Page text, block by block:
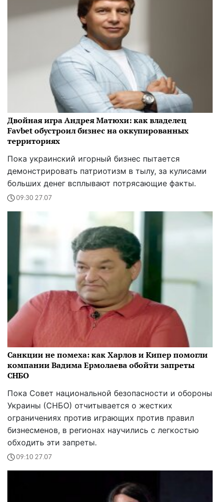
Двойная игра Андрея Матюхи: как владелец
Favbet обустроил бизнес на оккупированных
территориях
Пока украинский игорный бизнес пытается
демонстрировать патриотизм в тылу, за кулисами
больших денег всплывают потрясающие факты.
09:30 27.07
Санкции не помеха: как Харлов и Кипер помогли
компании Вадима Ермолаева обойти запреты
СНБО
Пока Совет национальной безопасности и обороны
Украины (СНБО) отчитывается о жестких
ограничениях против играющих против правил
бизнесменов, в регионах научились с легкостью
обходить эти запреты.
09:10 27.07